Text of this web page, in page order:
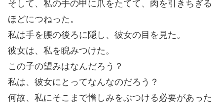
そして、私の手の甲に爪をたてて、肉を引きちぎる
ほどにつねった。
私は手を腰の後ろに隠し、彼女の目を見た。
彼女は、私を睨みつけた。
この子の望みはなんだろう？
私は、彼女にとってなんなのだろう？
何故、私にそこまで憎しみをぶつける必要があった